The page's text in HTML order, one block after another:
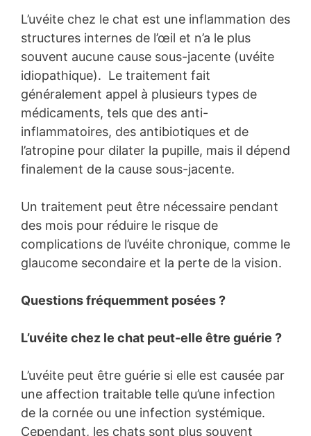
L’uvéite chez le chat est une inflammation des
structures internes de l’œil et n’a le plus
souvent aucune cause sous-jacente (uvéite
idiopathique). Le traitement fait
généralement appel à plusieurs types de
médicaments, tels que des anti-
inflammatoires, des antibiotiques et de
l’atropine pour dilater la pupille, mais il dépend
finalement de la cause sous-jacente.
Un traitement peut être nécessaire pendant
des mois pour réduire le risque de
complications de l’uvéite chronique, comme le
glaucome secondaire et la perte de la vision.
Questions fréquemment posées ?
L’uvéite chez le chat peut-elle être guérie ?
L’uvéite peut être guérie si elle est causée par
une affection traitable telle qu’une infection
de la cornée ou une infection systémique.
Cependant, les chats sont plus souvent